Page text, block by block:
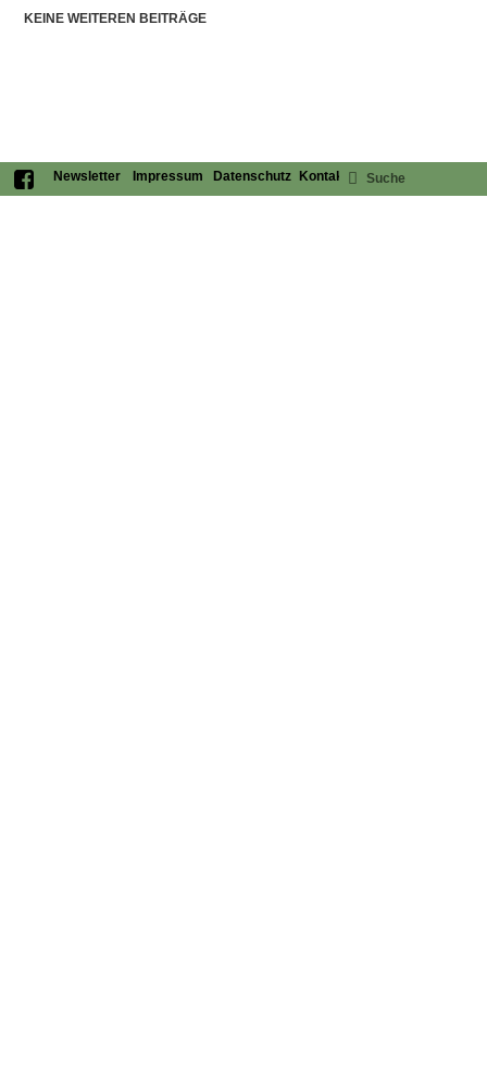
KEINE WEITEREN BEITRÄGE
Newsletter Impressum Datenschutz Kontakt